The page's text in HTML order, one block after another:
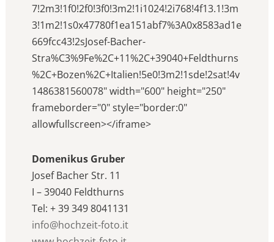
7!2m3!1f0!2f0!3f0!3m2!1i1024!2i768!4f13.1!3m
3!1m2!1s0x47780f1ea151abf7%3A0x8583ad1e
669fcc43!2sJosef-Bacher-
Stra%C3%9Fe%2C+11%2C+39040+Feldthurns
%2C+Bozen%2C+Italien!5e0!3m2!1sde!2sat!4v
1486381560078" width="600" height="250"
frameborder="0" style="border:0"
allowfullscreen></iframe>
Domenikus Gruber
Josef Bacher Str. 11
I – 39040 Feldthurns
Tel: + 39 349 8041131
info@hochzeit-foto.it